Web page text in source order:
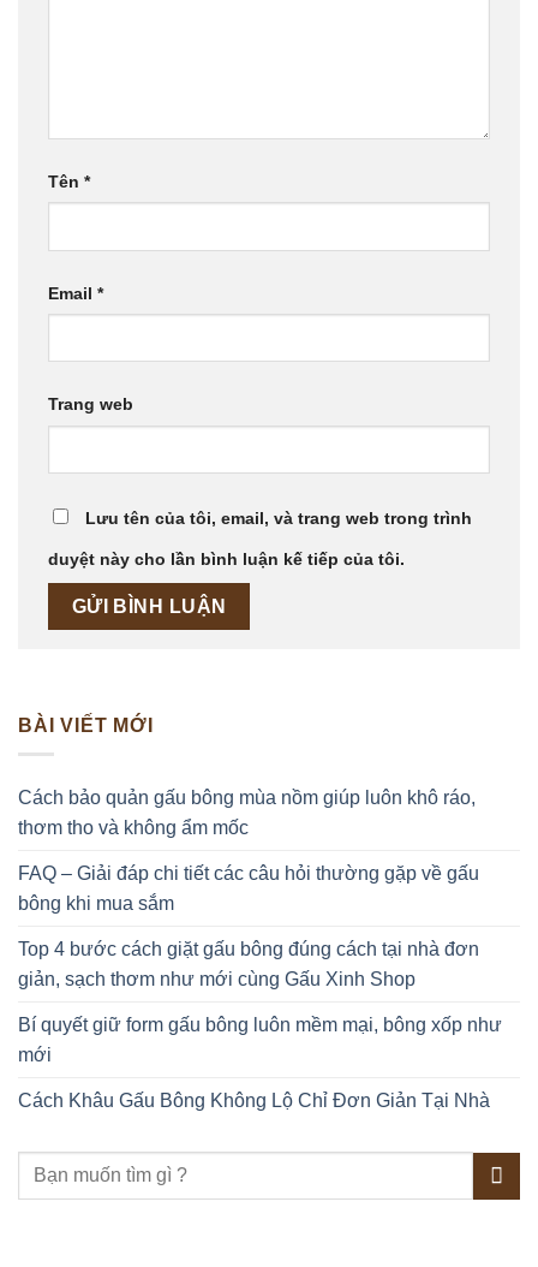
Tên *
Email *
Trang web
Lưu tên của tôi, email, và trang web trong trình
duyệt này cho lần bình luận kế tiếp của tôi.
BÀI VIẾT MỚI
Cách bảo quản gấu bông mùa nồm giúp luôn khô ráo,
thơm tho và không ẩm mốc
FAQ – Giải đáp chi tiết các câu hỏi thường gặp về gấu
bông khi mua sắm
Top 4 bước cách giặt gấu bông đúng cách tại nhà đơn
giản, sạch thơm như mới cùng Gấu Xinh Shop
Bí quyết giữ form gấu bông luôn mềm mại, bông xốp như
mới
Cách Khâu Gấu Bông Không Lộ Chỉ Đơn Giản Tại Nhà